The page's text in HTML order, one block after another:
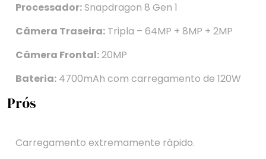
Processador:Snapdragon 8 Gen 1
Câmera Traseira: Tripla – 64MP + 8MP + 2MP
Câmera Frontal:20MP
Bateria: 4700mAh com carregamento de 120W
Prós
Carregamento extremamente rápido.